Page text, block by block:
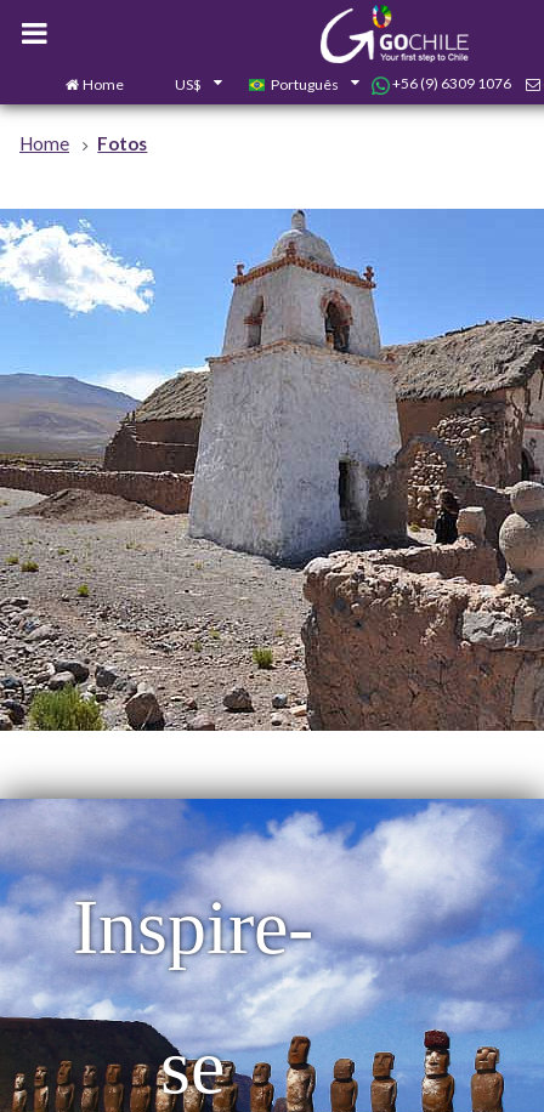
Home US$ Português +56 (9) 6309 1076
Home Fotos
Inspire-
se